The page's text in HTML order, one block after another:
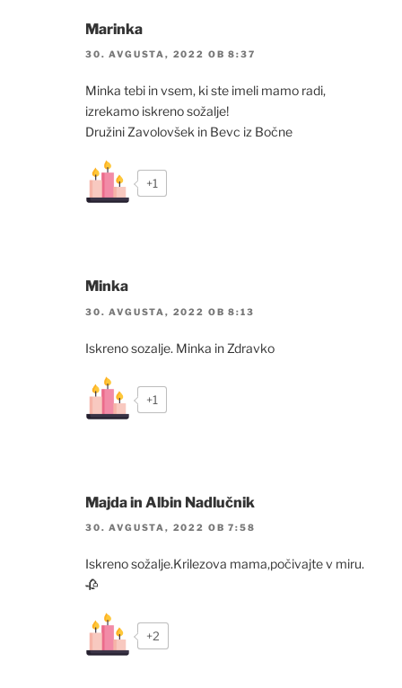
Marinka
30. AVGUSTA, 2022 OB 8:37
Minka tebi in vsem, ki ste imeli mamo radi,
izrekamo iskreno sožalje!
Družini Zavolovšek in Bevc iz Bočne
+1
Minka
30. AVGUSTA, 2022 OB 8:13
Iskreno sozalje. Minka in Zdravko
+1
Majda in Albin Nadlučnik
30. AVGUSTA, 2022 OB 7:58
Iskreno sožalje.Krilezova mama,počivajte v miru.
🥀
+2